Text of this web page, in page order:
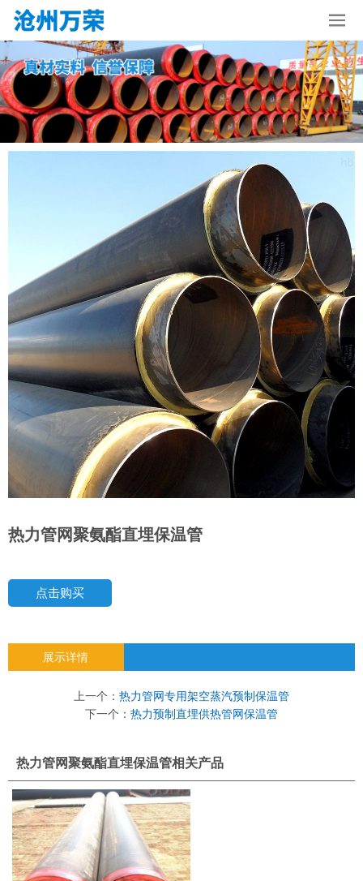
热力管网聚氨酯直埋保温管
点击购买
展示详情
上一个： 热力管网专用架空蒸汽预制保温管
下一个： 热力预制直埋供热管网保温管
热力管网聚氨酯直埋保温管相关产品